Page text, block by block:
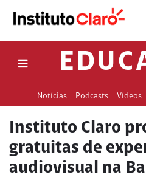
Notícias Podcasts Vídeos
Instituto Claro
gratuitas de
audiovisual na